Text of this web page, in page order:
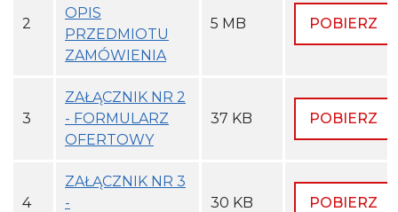
2
OPIS
PRZEDMIOTU
ZAMÓWIENIA
5 MB POBIERZ
3
ZAŁĄCZNIK NR 2
- FORMULARZ
OFERTOWY
37 KB POBIERZ
4
ZAŁĄCZNIK NR 3
-
30 KB POBIERZ